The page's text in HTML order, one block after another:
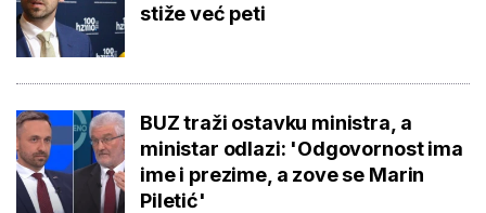
stiže već peti
BUZ traži ostavku ministra, a
ministar odlazi: 'Odgovornost ima
ime i prezime, a zove se Marin
Piletić'